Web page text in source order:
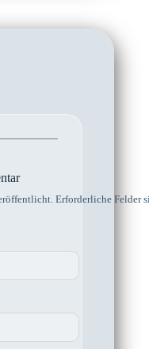
Erforderliche Felder